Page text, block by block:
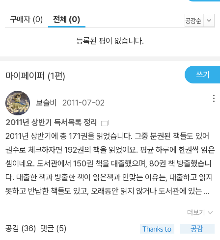
구매자 (0) 전체 (0)
등록된 평이 없습니다.
마이페이퍼 (1편) 쓰기
보슬비 2011-07-02
2011년 상반기 독서목록 정리
2011년 상반기에 총 171권을 읽었습니다. 그중 분권된 책들도 있어
권수로 체크하자면 192권의 책을 읽었어요. 평균 하루에 한권씩 읽은
셈이네요. 도서관에서 150권 책을 대출했으며, 80권 책 방출했습니
다. 대출한 책과 방출한 책이 읽은책과 안맞는 이유는, 대출하고 읽지
못하고 반납한 책들도 있고, 오래동안 읽지 않거나 도서관에 있는 책
다. (판타지/SF/추리/미스터리/스릴러/로맨스) 그중 판타지 소설을
가장 많이 읽었네요. 일반소설은 약 7%인것을 보면 엄청 편식했습니
더보기
공감 (36) 댓글 (5)